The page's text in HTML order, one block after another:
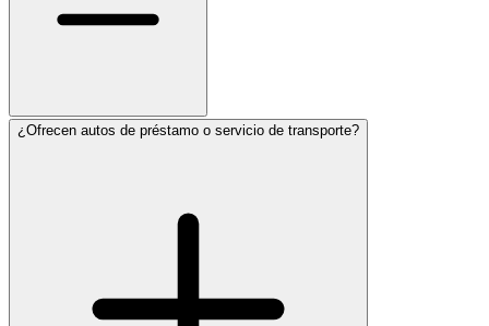
¿Ofrecen autos de préstamo o servicio de transporte?